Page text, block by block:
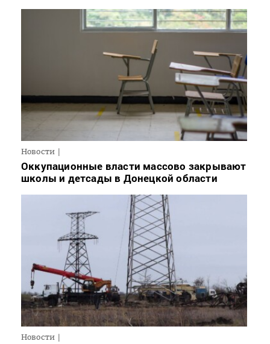
Новости
Оккупационные власти массово закрывают
школы и детсады в Донецкой области
Новости